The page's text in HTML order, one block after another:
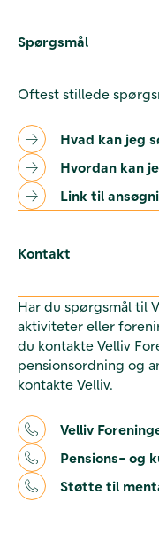
Spørgsmål
Oftest stillede
Hvad kan jeg
Hvordan kan
Link til
Kontakt
Har du spørgsmål til
aktiviteter eller
du kontakte Velliv
pensionsordning og
kontakte Velliv.
Velliv
Pensions- og
Støtte til